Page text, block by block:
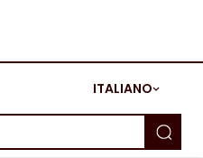
ITALIANO